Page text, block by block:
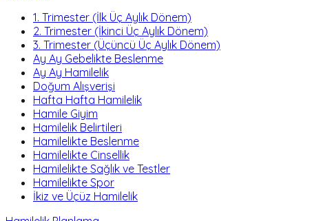
1. Trimester (İlk Üç Aylık Dönem)
2. Trimester (İkinci Üç Aylık Dönem)
3. Trimester (Üçüncü Üç Aylık Dönem)
Ay Ay Gebelikte Beslenme
Ay Ay Hamilelik
Doğum Alışverişi
Hafta Hafta Hamilelik
Hamile Giyim
Hamilelik Belirtileri
Hamilelikte Beslenme
Hamilelikte Cinsellik
Hamilelikte Sağlık ve Testler
Hamilelikte Spor
İkiz ve Üçüz Hamilelik